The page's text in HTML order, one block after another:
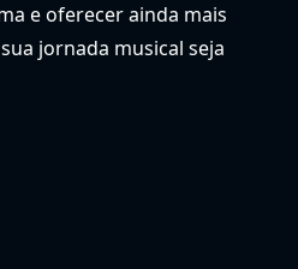
e oferecer ainda mais
jornada musical seja